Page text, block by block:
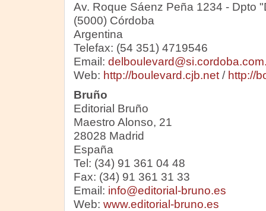
Av. Roque Sáenz Peña 1234 - Dpto
(5000) Córdoba
Argentina
Telefax: (54 351) 4719546
Email:
Web: http://boulevard.cjb.net/ http://
Bruño
Editorial Bruño
Maestro Alonso, 21
28028 Madrid
España
Tel: (34) 91 361 04 48
Fax: (34) 91 361 31 33
Email: info@editorial-bruno.es
Web: www.editorial-bruno.es